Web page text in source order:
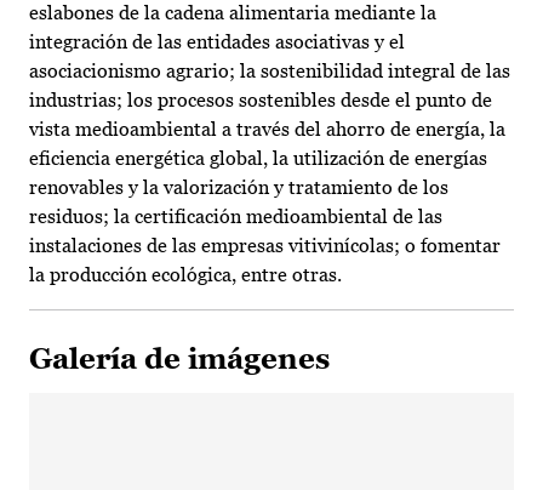
eslabones de la cadena alimentaria mediante la
integración de las entidades asociativas y el
asociacionismo agrario; la sostenibilidad integral de las
industrias; los procesos sostenibles desde el punto de
vista medioambiental a través del ahorro de energía, la
eficiencia energética global, la utilización de energías
renovables y la valorización y tratamiento de los
residuos; la certificación medioambiental de las
instalaciones de las empresas vitivinícolas; o fomentar
la producción ecológica, entre otras.
Galería de imágenes